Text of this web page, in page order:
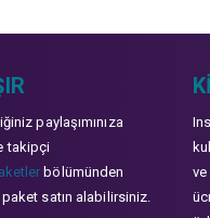
paylaşımınıza
takipçi
bölümünden
satın alabilirsiniz.
ve